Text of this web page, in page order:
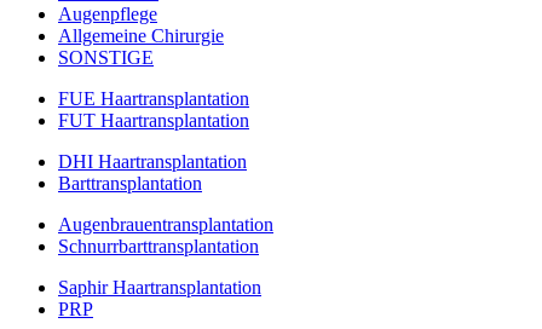
Augenpflege
Allgemeine Chirurgie
SONSTIGE
FUE Haartransplantation
FUT Haartransplantation
DHI Haartransplantation
Barttransplantation
Augenbrauentransplantation
Schnurrbarttransplantation
Saphir Haartransplantation
PRP